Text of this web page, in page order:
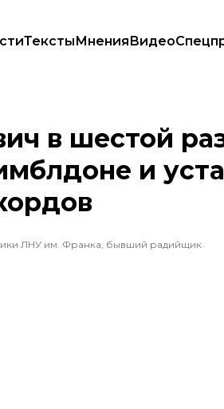
ТекстыМненияВидео
на Уимблдоне и установил сразу
в шестой
и
ЛНУ им. Франка, бывший радийщик